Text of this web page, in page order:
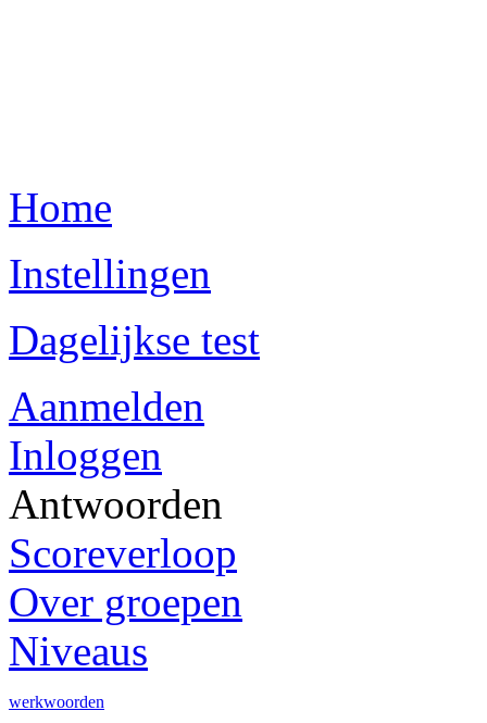
Home
Instellingen
Dagelijkse test
Aanmelden
Inloggen
Antwoorden
Scoreverloop
Over groepen
Niveaus
werkwoorden